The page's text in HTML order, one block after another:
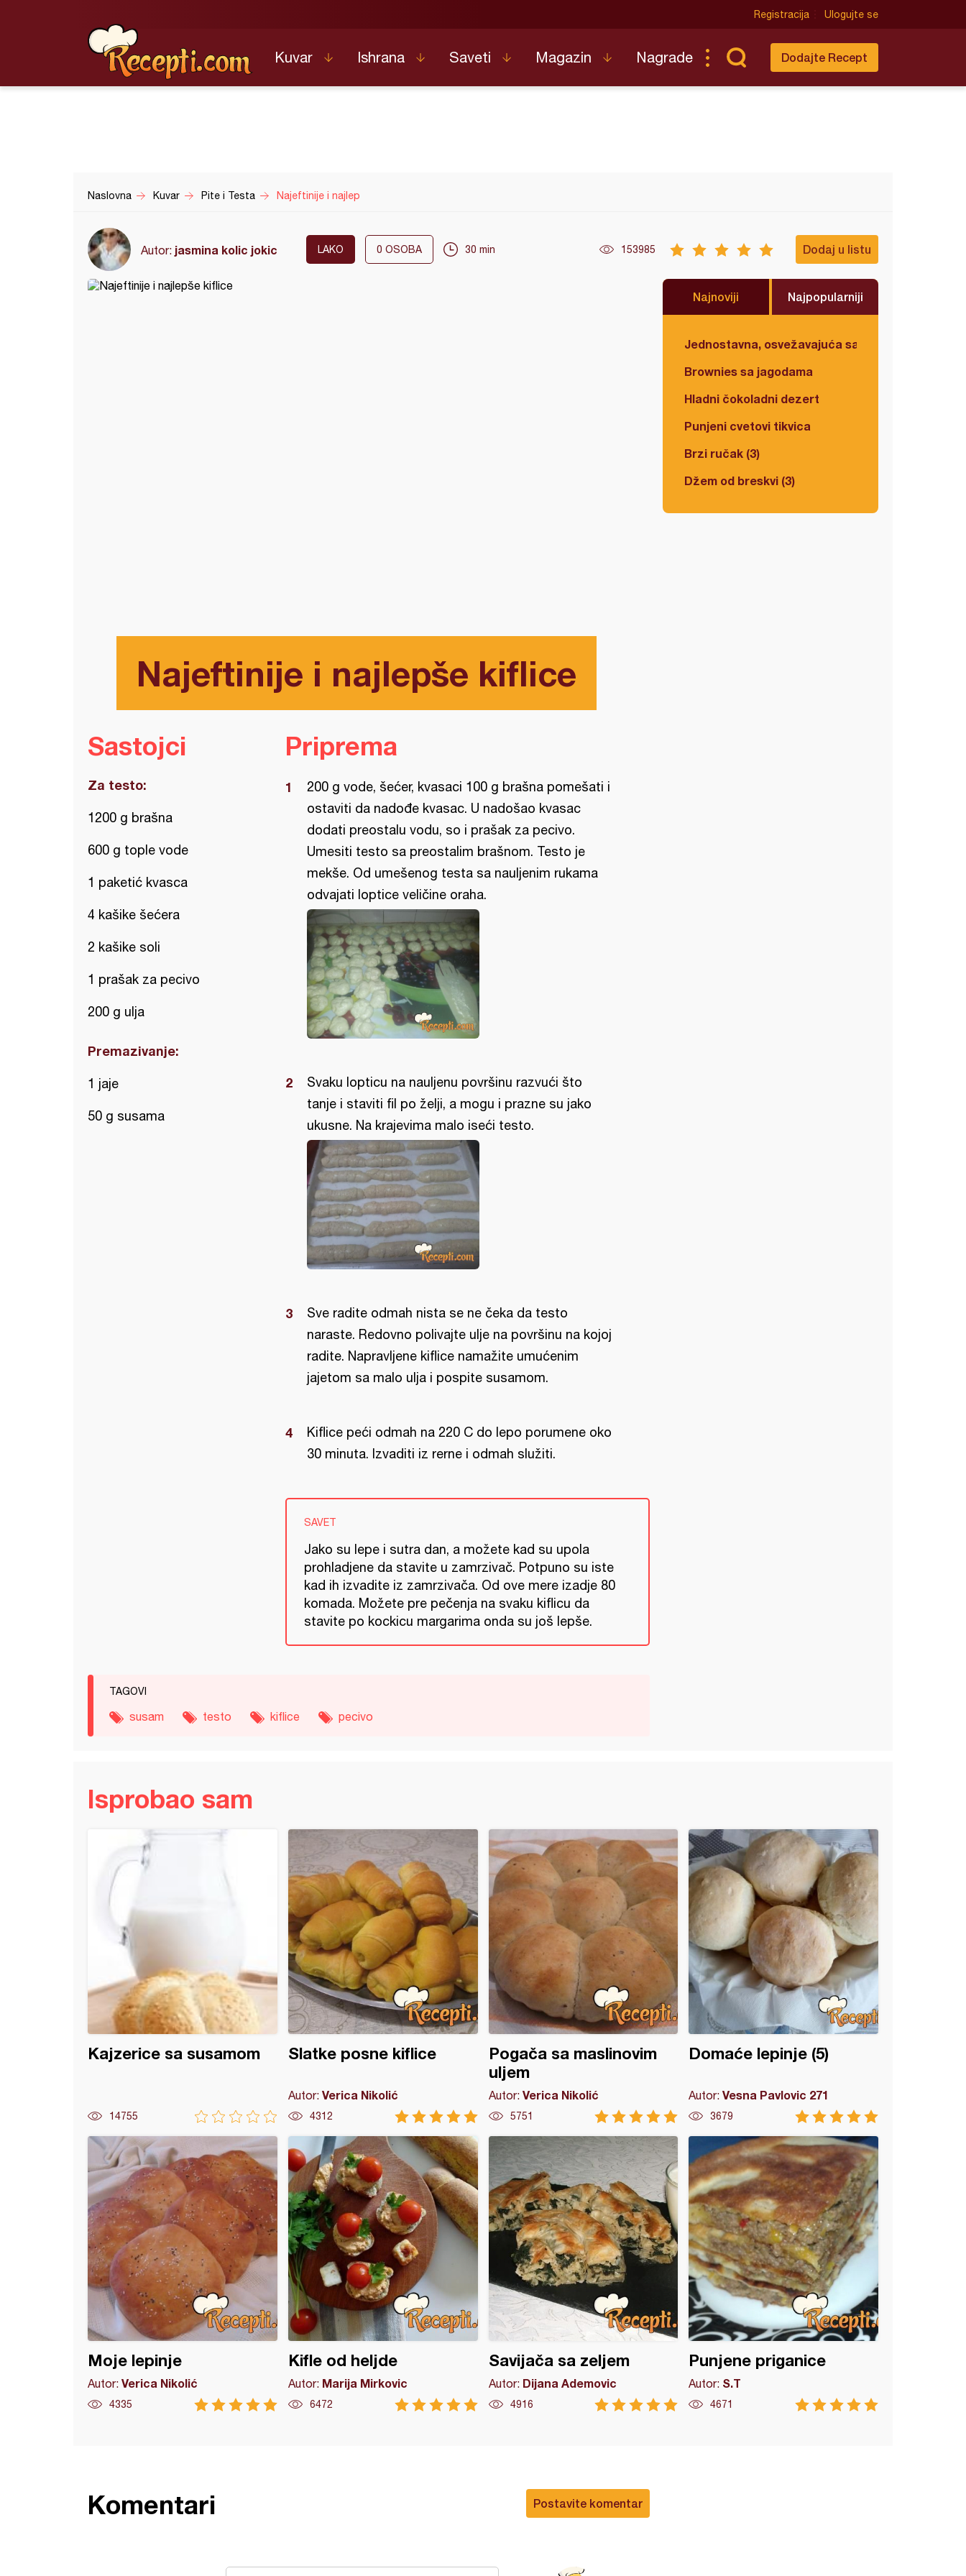
Registracija Ulogujte se
Kuvar Ishrana Saveti Magazin Nagrade Dodajte Recept
Naslovna Kuvar Pite i Testa Najeftinije i najlep
Autor: jasmina kolic jokic LAKO 0 OSOBA 30 min 153985 Dodaj u listu
Najeftinije i najlepše kiflice
Najnoviji Najpopularniji
Jednostavna, osvežavajuća salata
Brownies sa jagodama
Hladni čokoladni dezert
Punjeni cvetovi tikvica
Brzi ručak (3)
Džem od breskvi (3)
Sastojci
Za testo:
1200 g brašna
600 g tople vode
1 paketić kvasca
4 kašike šećera
2 kašike soli
1 prašak za pecivo
200 g ulja
Premazivanje:
1 jaje
50 g susama
Priprema
200 g vode, šećer, kvasaci 100 g brašna pomešati i
ostaviti da nadođe kvasac. U nadošao kvasac
dodati preostalu vodu, so i prašak za pecivo.
Umesiti testo sa preostalim brašnom. Testo je
mekše. Od umešenog testa sa nauljenim rukama
odvajati loptice veličine oraha.
Svaku lopticu na nauljenu površinu razvući što
tanje i staviti fil po želji, a mogu i prazne su jako
ukusne. Na krajevima malo iseći testo.
Sve radite odmah nista se ne čeka da testo
naraste. Redovno polivajte ulje na površinu na kojoj
radite. Napravljene kiflice namažite umućenim
jajetom sa malo ulja i pospite susamom.
Kiflice peći odmah na 220 C do lepo porumene oko
30 minuta. Izvaditi iz rerne i odmah služiti.
SAVET
Jako su lepe i sutra dan, a možete kad su upola
prohladjene da stavite u zamrzivač. Potpuno su iste
kad ih izvadite iz zamrzivača. Od ove mere izadje 80
komada. Možete pre pečenja na svaku kiflicu da
stavite po kockicu margarima onda su još lepše.
TAGOVI
susam testo kiflice pecivo
Isprobao sam
Kajzerice sa susamom
14755
Slatke posne kiflice
Autor: Verica Nikolić
4312
Pogača sa maslinovim
uljem
Autor: Verica Nikolić
5751
Domaće lepinje (5)
Autor:Vesna Pavlovic 271
3679
Moje lepinje
Autor: Verica Nikolić
4335
Kifle od heljde
Autor: Marija Mirkovic
6472
Savijača sa zeljem
Autor: Dijana Ademovic
4916
Punjene priganice
Autor: S.T
4671
Postavite komentar
Komentari